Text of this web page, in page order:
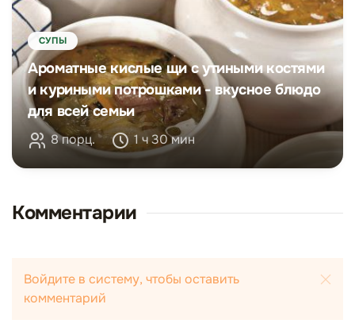
СУПЫ
Ароматные кислые щи с утиными костями
и куриными потрошками - вкусное блюдо
для всей семьи
8 порц. 1 ч 30 мин
Комментарии
Войдите в систему, чтобы оставить
комментарий